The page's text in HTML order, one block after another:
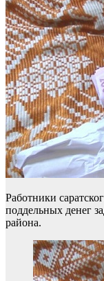
Работники
поддельных денег
района.